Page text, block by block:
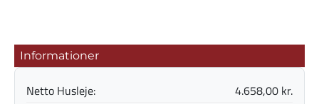
Informationer
Netto Husleje:
4.658,00 kr.